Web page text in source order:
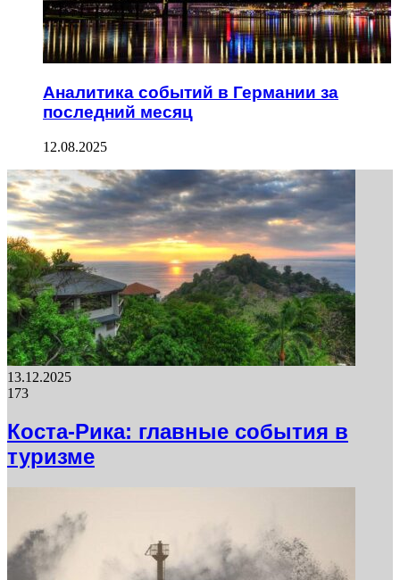
Аналитика событий в Германии за
последний месяц
12.08.2025
13.12.2025
173
Коста-Рика: главные события в
туризме